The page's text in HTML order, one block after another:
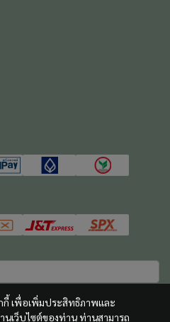
กี้ เพื่อเพิ่มประสิทธิภาพและ
เว็บไซต์ของท่าน ท่านสามารถ